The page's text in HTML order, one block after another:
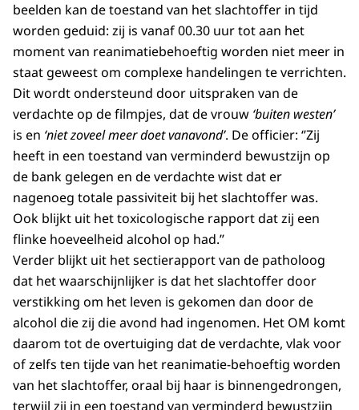
beelden kan de toestand van het slachtoffer in tijd
worden geduid: zij is vanaf 00.30 uur tot aan het
moment van reanimatiebehoeftig worden niet meer in
staat geweest om complexe handelingen te verrichten.
Dit wordt ondersteund door uitspraken van de
verdachte op de filmpjes, dat de vrouw ‘buiten westen’
is en ‘niet zoveel meer doet vanavond’. De officier: ‘’Zij
heeft in een toestand van verminderd bewustzijn op
de bank gelegen en de verdachte wist dat er
nagenoeg totale passiviteit bij het slachtoffer was.
Ook blijkt uit het toxicologische rapport dat zij een
flinke hoeveelheid alcohol op had.’’
Verder blijkt uit het sectierapport van de patholoog
dat het waarschijnlijker is dat het slachtoffer door
verstikking om het leven is gekomen dan door de
alcohol die zij die avond had ingenomen. Het OM komt
daarom tot de overtuiging dat de verdachte, vlak voor
of zelfs ten tijde van het reanimatie-behoeftig worden
van het slachtoffer, oraal bij haar is binnengedrongen,
terwijl zij in een toestand van verminderd bewustzijn